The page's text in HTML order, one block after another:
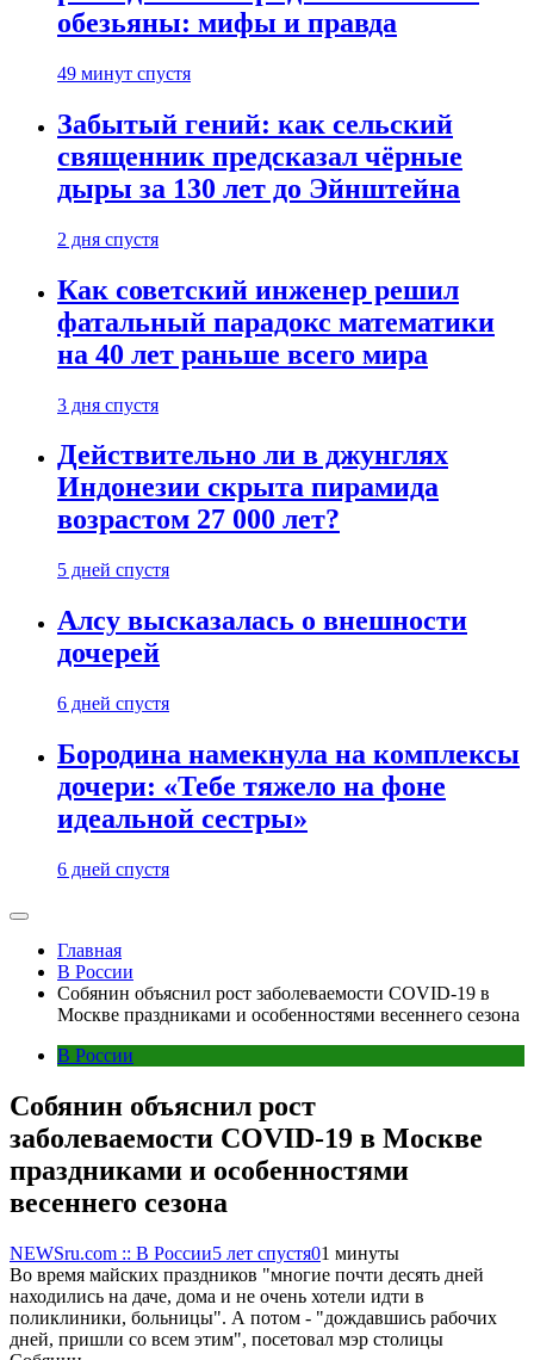
обезьяны: мифы и правда
49 минут спустя
Забытый гений: как сельский
священник предсказал чёрные
дыры за 130 лет до Эйнштейна
2 дня спустя
Как советский инженер решил
фатальный парадокс математики
на 40 лет раньше всего мира
3 дня спустя
Действительно ли в джунглях
Индонезии скрыта пирамида
возрастом 27 000 лет?
5 дней спустя
Алсу высказалась о внешности
дочерей
6 дней спустя
Бородина намекнула на комплексы
дочери: «Тебе тяжело на фоне
идеальной сестры»
6 дней спустя
Главная
В России
Собянин объяснил рост заболеваемости COVID-19 в
Москве праздниками и особенностями весеннего сезона
В России
Собянин объяснил рост
заболеваемости COVID-19 в Москве
праздниками и особенностями
весеннего сезона
NEWSru.com :: В России5 лет спустя01 минуты
Во время майских праздников "многие почти десять дней
находились на даче, дома и не очень хотели идти в
поликлиники, больницы". А потом - "дождавшись рабочих
дней, пришли со всем этим", посетовал мэр столицы